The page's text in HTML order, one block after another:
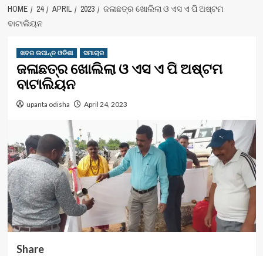
HOME 24 APRIL 2023
ଜଳାଛତ୍ର ଖୋଲିଲା ଓ ଏସ ଏ ପି ଅଷ୍ଟମ
ବାଟାଲିୟନ
ଖବର ଉପାନ୍ତ ଓଡିଶା ସମାଚାର
ଜଳାଛତ୍ର ଖୋଲିଲା ଓ ଏସ ଏ ପି ଅଷ୍ଟମ
ବାଟାଲିୟନ
upanta odisha April 24, 2023
Share